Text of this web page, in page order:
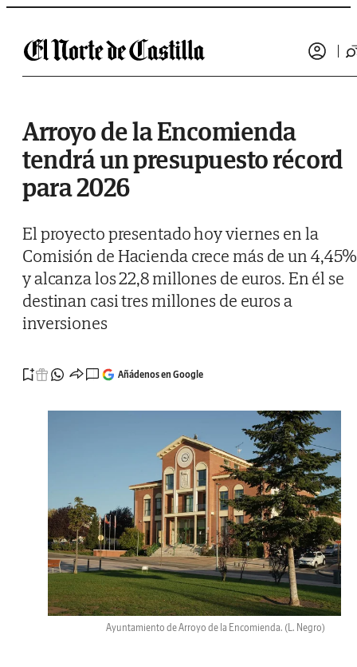
Saltar al contenido
Arroyo de la Encomienda
tendrá un presupuesto récord
para 2026
El proyecto presentado hoy viernes en la
Comisión de Hacienda crece más de un 4,45%
y alcanza los 22,8 millones de euros. En él se
destinan casi tres millones de euros a
inversiones
Añádenos en Google
Ayuntamiento de Arroyo de la Encomienda. (L. Negro)